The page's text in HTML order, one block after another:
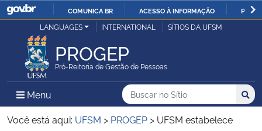
IR
COMUNICA BR ACESSO À INFORMAÇÃO
Ministério da Justiça e Segurança Pública
Ministério da Defesa
Ministério das Relações Exteriores
LANGUAGES INTERNATIONAL SÍTIOS DA UFSM
PROGEP
Pró-Reitoria de Gestão de Pessoas
Menu Menu Principal do Sítio
Busca
Buscar no no Sítio
Busca:
Você está aqui: UFSM > PROGEP > UFSM estabelece